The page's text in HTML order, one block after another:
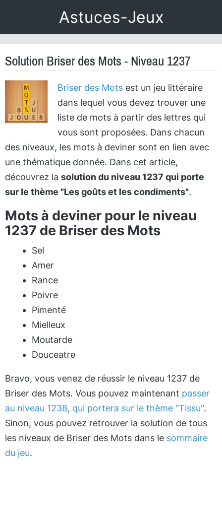
Astuces-Jeux
Solution Briser des Mots - Niveau 1237
Briser des Motsest un jeu littéraire
dans lequel vous devez trouver une
liste de mots à partir des lettres qui
vous sont proposées. Dans chacun
des niveaux, les mots à deviner sont en lien avec
une thématique donnée. Dans cet article,
découvrez la solution du niveau 1237 qui porte
sur le thème "Les goûts et les condiments".
Mots à deviner pour le niveau
1237 de Briser des Mots
Sel
Amer
Rance
Poivre
Pimenté
Mielleux
Moutarde
Douceatre
Bravo, vous venez de réussir le niveau 1237 de
Briser des Mots. Vous pouvez maintenant passer
au niveau 1238, qui portera sur le thème "Tissu".
Sinon, vous pouvez retrouver la solution de tous
les niveaux de Briser des Mots dans le sommaire
du jeu.